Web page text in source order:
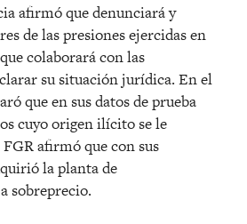
afirmó que denunciará y
de las presiones ejercidas en
colaborará con las
su situación jurídica. En el
que en sus datos de prueba
cuyo origen ilícito se le
afirmó que con sus
la planta de
sobreprecio.